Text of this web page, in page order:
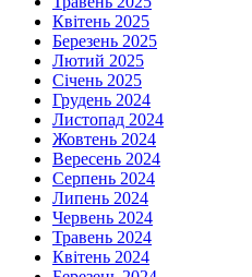
Квітень 2025
Березень 2025
Лютий 2025
Січень 2025
Грудень 2024
Листопад 2024
Жовтень 2024
Вересень 2024
Серпень 2024
Липень 2024
Червень 2024
Травень 2024
Квітень 2024